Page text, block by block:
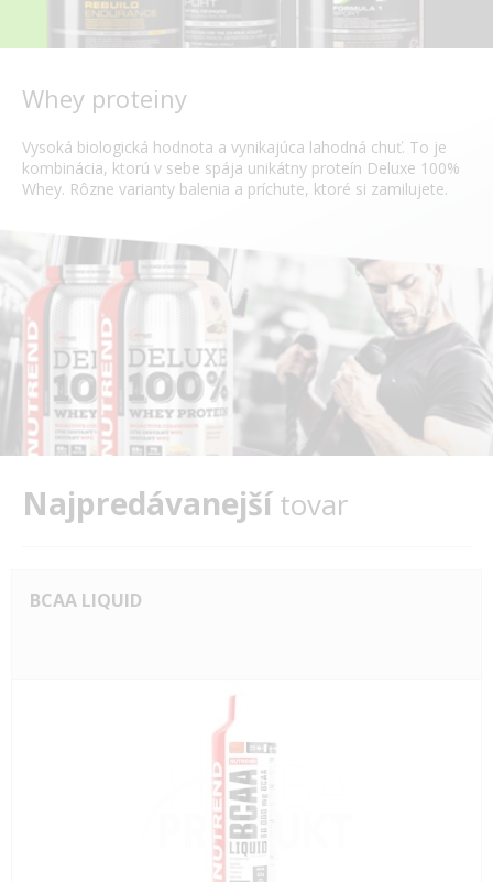
Whey proteiny
Vysoká biologická hodnota a vynikajúca lahodná chuť. To je
kombinácia, ktorú v sebe spája unikátny proteín Deluxe 100%
Whey. Rôzne varianty balenia a príchute, ktoré si zamilujete.
Najpredávanejšítovar
BCAA LIQUID